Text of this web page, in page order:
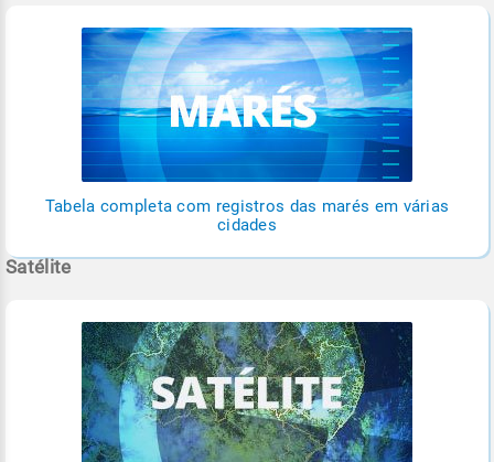
Tabela completa com registros das marés em várias
cidades
Satélite